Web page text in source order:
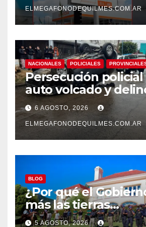
ELMEGAFONODEQUILMES.COM.AR
NACIONALES POLICIALES
Persecución
auto volcado y
detenidos en San
Solano
6 AGOSTO, 2026
ELMEGAFONODEQUILMES.COM.AR
BLOG
¿Por qué el
más las tierras
extranjerizadas que
5 AGOSTO, 2026